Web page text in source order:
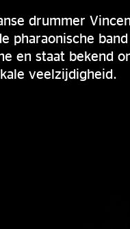
drummer
en staat bekend
veelzijdigheid.